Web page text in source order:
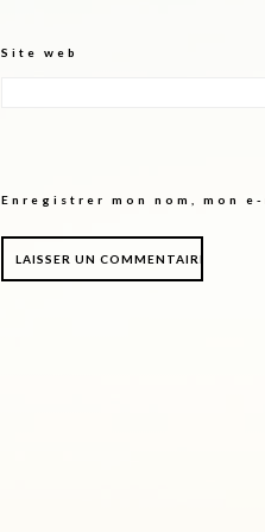
Site web
Enregistrer mon nom, mon